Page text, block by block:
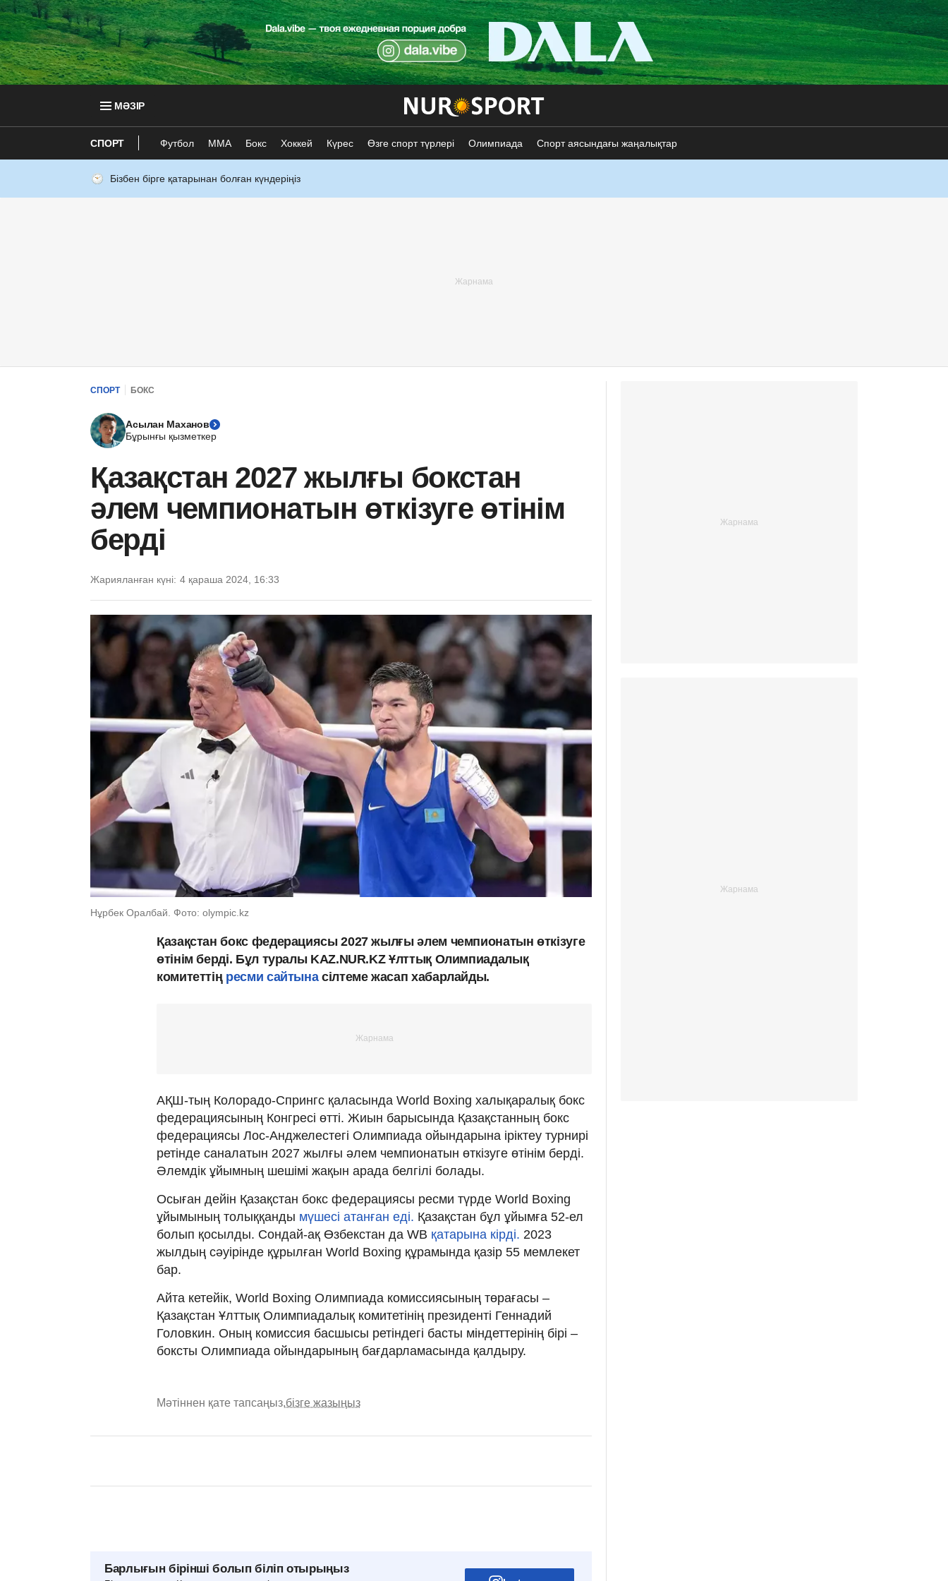
МӘЗІР
СПОРТ Футбол ММА Бокс Хоккей Күрес Өзге спорт түрлері Олимпиада Спорт аясындағы жаңалықтар
Бізбен бірге қатарынан болған күндеріңіз
СПОРТ БОКС
Асылан Маханов
Бұрынғы қызметкер
Қазақстан 2027 жылғы бокстан
әлем чемпионатын өткізуге өтінім
берді
Жарияланған күні: 4 қараша 2024, 16:33
Нұрбек Оралбай. Фото: olympic.kz
Қазақстан бокс федерациясы 2027 жылғы әлем чемпионатын өткізуге
өтінім берді. Бұл туралы KAZ.NUR.KZ Ұлттық Олимпиадалық
комитеттің ресми сайтынасілтеме жасап хабарлайды.
АҚШ-тың Колорадо-Спрингс қаласында World Boxing халықаралық бокс
федерациясының Конгресі өтті. Жиын барысында Қазақстанның бокс
федерациясы Лос-Анджелестегі Олимпиада ойындарына іріктеу турнирі
ретінде cаналатын 2027 жылғы әлем чемпионатын өткізуге өтінім берді.
Әлемдік ұйымның шешімі жақын арада белгілі болады.
Осыған дейін Қазақстан бокс федерациясы ресми түрде World Boxing
ұйымының толыққанды мүшесі атанған еді. Қазақстан бұл ұйымға 52-ел
болып қосылды. Сондай-ақ Өзбекстан да WB қатарына кірді. 2023
жылдың сәуірінде құрылған World Boxing құрамында қазір 55 мемлекет
бар.
Айта кетейік, World Boxing Олимпиада комиссиясының төрағасы –
Қазақстан Ұлттық Олимпиадалық комитетінің президенті Геннадий
Головкин. Оның комиссия басшысы ретіндегі басты міндеттерінің бірі –
боксты Олимпиада ойындарының бағдарламасында қалдыру.
Мәтіннен қате тапсаңыз,бізге жазыңыз
Барлығын бірінші болып біліп отырыңыз